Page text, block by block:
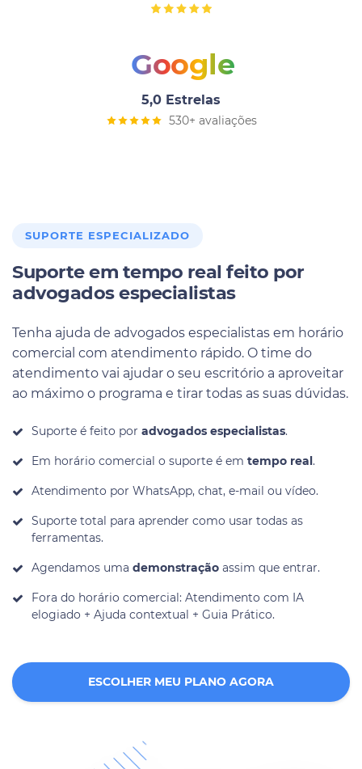
Google
5,0 Estrelas
530+ avaliações
SUPORTE ESPECIALIZADO
Suporte em tempo real feito por
advogados especialistas
Tenha ajuda de advogados especialistas em horário
comercial com atendimento rápido. O time do
atendimento vai ajudar o seu escritório a aproveitar
ao máximo o programa e tirar todas as suas dúvidas.
Suporte é feito por advogados especialistas.
Em horário comercial o suporte é em tempo real.
Atendimento por WhatsApp, chat, e-mail ou vídeo.
Suporte total para aprender como usar todas as
ferramentas.
Agendamos uma demonstração assim que entrar.
Fora do horário comercial: Atendimento com IA
elogiado + Ajuda contextual + Guia Prático.
ESCOLHER MEU PLANO AGORA